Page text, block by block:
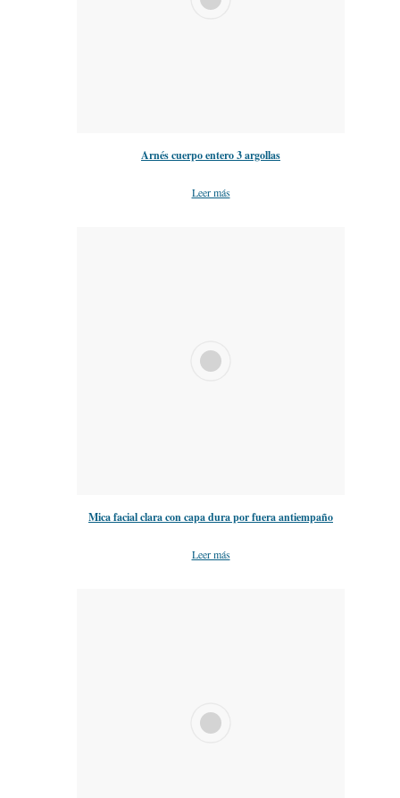
Arnés cuerpo entero 3 argollas
Leer más
Mica facial clara con capa dura por fuera antiempaño
Leer más